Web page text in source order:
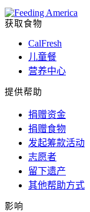
获取食物
CalFresh
儿童餐
营养中心
提供帮助
捐赠资金
捐赠食物
发起筹款活动
志愿者
留下遗产
其他帮助方式
影响